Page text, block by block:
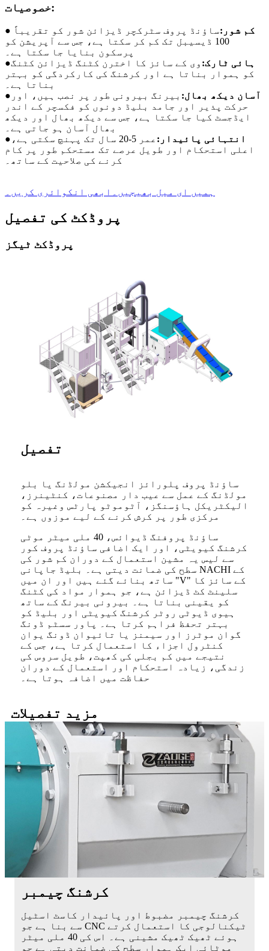
خصوصیات:
● کم شور:ساؤنڈ پروف سٹرکچر ڈیزائن شور کو تقریباً
100 ڈیسیبل تک کم کر سکتا ہے، جس سے آپریشن کو
پرسکون بنایا جا سکتا ہے۔
●
ہائی ٹارک: وی کے سائز کا اخترن کٹنگ ڈیزائن کٹنگ
کو ہموار بناتا ہے اور کرشنگ کی کارکردگی کو بہتر
بناتا ہے۔
●
آسان دیکھ بھال: بیرنگ بیرونی طور پر نصب ہیں، اور
حرکت پذیر اور جامد بلیڈ دونوں کو فکسچر کے اندر
ایڈجسٹ کیا جا سکتا ہے، جس سے دیکھ بھال اور دیکھ
بھال آسان ہو جاتی ہے۔
●
انتہائی پائیدار:
عمر 5-20 سال تک پہنچ سکتی ہے،
اعلی استحکام اور طویل عرصے تک مستحکم طور پر کام
کرنے کی صلاحیت کے ساتھ۔
ہمیں ای میل بھیجیں۔ ابھی انکوائری کریں۔
پروڈکٹ کی تفصیل
پروڈکٹ ٹیگز
تفصیل
ساؤنڈ پروف پلورائز انجیکشن مولڈنگ یا بلو
مولڈنگ کے عمل سے عیب دار مصنوعات، کنٹینرز،
الیکٹریکل ہاؤسنگز، آٹوموٹو پارٹس وغیرہ کو
مرکزی طور پر کرش کرنے کے لیے موزوں ہے۔
ساؤنڈ پروفنگ ڈیوائس، 40 ملی میٹر موٹی
کرشنگ کیویٹی، اور ایک اضافی ساؤنڈ پروف کور
سے لیس یہ مشین استعمال کے دوران کم شور کی
سطح کی ضمانت دیتی ہے۔ بلیڈ جاپانی NACHI کے
ساتھ بنائے گئے ہیں اور ان میں "V" کے سائز کا
سلینٹ کٹ ڈیزائن ہے، جو ہموار مواد کی کٹنگ
کو یقینی بناتا ہے۔ بیرونی بیرنگ کے ساتھ
ہیوی ڈیوٹی روٹر کرشنگ کیویٹی اور بلیڈ کو
بہتر تحفظ فراہم کرتا ہے۔ پاور سسٹم ڈونگ
گوان موٹرز اور سیمنز یا تائیوان ڈونگ یوان
کنٹرول اجزاء کا استعمال کرتا ہے، جس کے
نتیجے میں کم بجلی کی کھپت، طویل سروس کی
زندگی، زیادہ استحکام اور استعمال کے دوران
حفاظت میں اضافہ ہوتا ہے۔
مزید تفصیلات
کرشنگ چیمبر
کرشنگ چیمبر مضبوط اور پائیدار کاسٹ اسٹیل
سے بنا ہے جو CNC ٹیکنالوجی کا استعمال کرتے
ہوئے ٹھیک ٹھیک مشینی ہے۔ اس کی 40 ملی میٹر
موٹائی ایک ہموار سطح کی ضمانت دیتی ہے جو